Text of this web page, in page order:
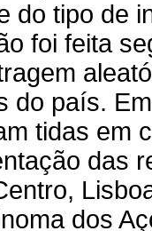
do tipo de
foi feita
do país.
tidas em
das
dos